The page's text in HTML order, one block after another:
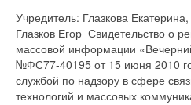
Учредитель: Глазкова
Глазков Егор Свидетельство о
массовой информации
№ФС77-40195 от 15 июня 2010
службой по надзору в сфере
технологий и массовых